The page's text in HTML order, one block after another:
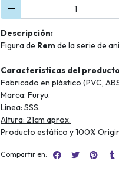
Descripción:
Figura de Rem de la serie de
Características del
Fabricado en plástico (PVC,
Marca: Furyu.
Línea: SSS.
Altura: 21cm aprox.
Producto estático y 100%
Compartir en: